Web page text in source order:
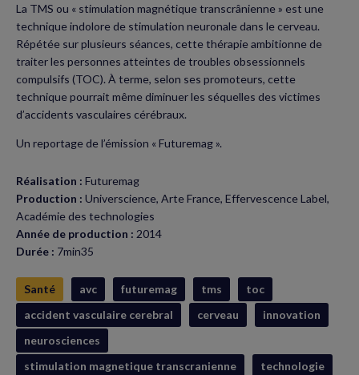
Facebook
(nouvelle
fenêtre)
Twitter
(nouvelle
fenêtre)
La TMS ou « stimulation magnétique transcrânienne » est une
technique indolore de stimulation neuronale dans le cerveau.
Répétée sur plusieurs séances, cette thérapie ambitionne de
traiter les personnes atteintes de troubles obsessionnels
compulsifs (TOC). À terme, selon ses promoteurs, cette
technique pourrait même diminuer les séquelles des victimes
d’accidents vasculaires cérébraux.
Un reportage de l’émission « Futuremag ».
Réalisation : Futuremag
Production : Universcience, Arte France, Effervescence Label,
Académie des technologies
Année de production : 2014
Durée : 7min35
Santé avc futuremag tms
toc
accident vasculaire cerebral
cerveau
innovation
neurosciences
stimulation magnetique transcranienne
technologie